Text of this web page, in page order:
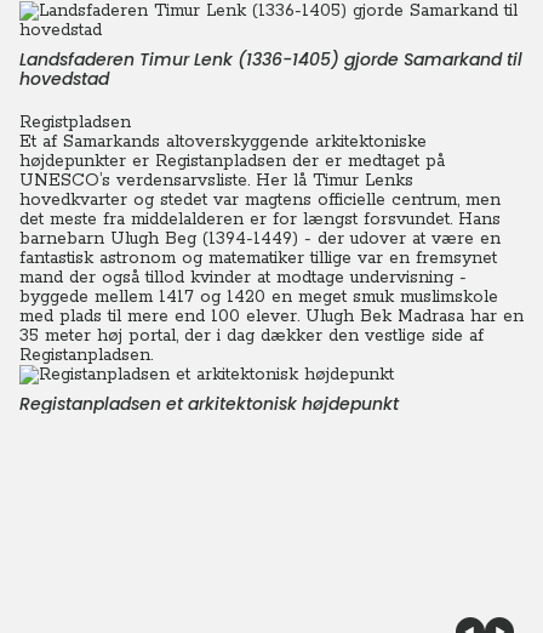
Landsfaderen Timur Lenk (1336-1405) gjorde Samarkand til
hovedstad
Registpladsen
Et af Samarkands altoverskyggende arkitektoniske
højdepunkter er Registanpladsen der er medtaget på
UNESCO’s verdensarvsliste. Her lå Timur Lenks
hovedkvarter og stedet var magtens officielle centrum, men
det meste fra middelalderen er for længst forsvundet. Hans
barnebarn Ulugh Beg (1394-1449) - der udover at være en
fantastisk astronom og matematiker tillige var en fremsynet
mand der også tillod kvinder at modtage undervisning -
byggede mellem 1417 og 1420 en meget smuk muslimskole
med plads til mere end 100 elever. Ulugh Bek Madrasa har en
35 meter høj portal, der i dag dækker den vestlige side af
Registanpladsen.
Registanpladsen et arkitektonisk højdepunkt